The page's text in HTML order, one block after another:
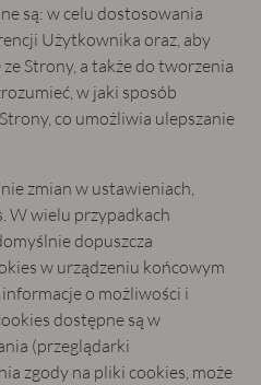
są: w celu dostosowania
Użytkownika oraz, aby
Strony, a także do tworzenia
w jaki sposób
co umożliwia ulepszanie
zmian w ustawieniach,
W wielu przypadkach
dopuszcza
w urządzeniu końcowym
o możliwości i
dostępne są w
(przeglądarki
zgody na pliki cookies, może